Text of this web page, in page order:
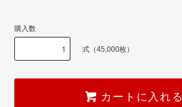
購入数
式（45,000枚）
カートに入れる